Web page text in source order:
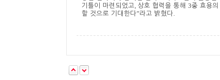
기틀이 마련되었고, 상호 협력을 통해 3중 효용
할 것으로 기대한다”라고 밝혔다.